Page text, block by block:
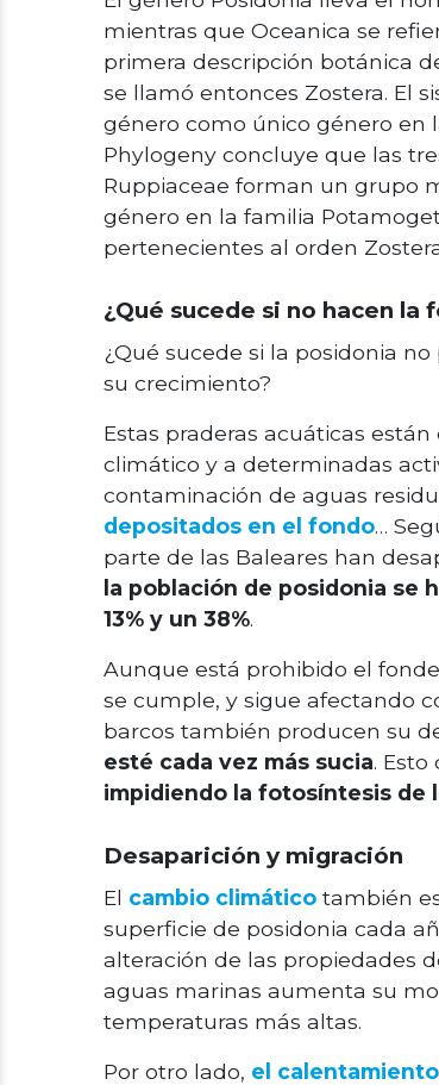
mientras que Oceanica se
primera descripción botánica
se llamó entonces Zostera. El
género como único género en
Phylogeny concluye que las
Ruppiaceae forman un grupo
género en la familia
pertenecientes al orden
¿Qué sucede si no hacen la
¿Qué sucede si la posidonia
su crecimiento?
Estas praderas acuáticas
climático y a determinadas
contaminación de aguas
depositados en el fondo…
parte de las Baleares han
la población de posidonia se
13% y un 38%.
Aunque está prohibido el
se cumple, y sigue afectando
barcos también producen su
esté cada vez más sucia.
impidiendo la fotosíntesis de
Desaparición y migración
El cambio climático también
superficie de posidonia cada
alteración de las propiedades
aguas marinas aumenta su
temperaturas más altas.
Por otro lado, el